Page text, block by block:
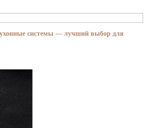
системы — лучший выбор для